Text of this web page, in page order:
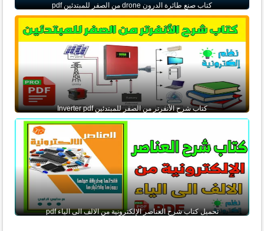
كتاب صنع طائرة الدرون drone من الصفر للمبتدئين pdf
كتاب شرح الأنفرتر من الصفر للمبتدئين Inverter pdf
تحميل كتاب شرح العناصر الإلكترونية من الالف الى الياء pdf